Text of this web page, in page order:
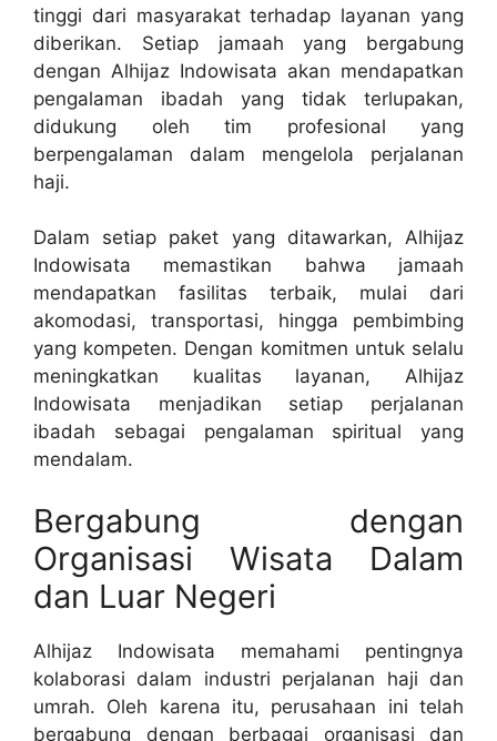
tinggi dari masyarakat terhadap layanan yang
diberikan. Setiap jamaah yang bergabung
dengan Alhijaz Indowisata akan mendapatkan
pengalaman ibadah yang tidak terlupakan,
didukung oleh tim profesional yang
berpengalaman dalam mengelola perjalanan
haji.
Dalam setiap paket yang ditawarkan, Alhijaz
Indowisata memastikan bahwa jamaah
mendapatkan fasilitas terbaik, mulai dari
akomodasi, transportasi, hingga pembimbing
yang kompeten. Dengan komitmen untuk selalu
meningkatkan kualitas layanan, Alhijaz
Indowisata menjadikan setiap perjalanan
ibadah sebagai pengalaman spiritual yang
mendalam.
Bergabung dengan
Organisasi Wisata Dalam
dan Luar Negeri
Alhijaz Indowisata memahami pentingnya
kolaborasi dalam industri perjalanan haji dan
umrah. Oleh karena itu, perusahaan ini telah
bergabung dengan berbagai organisasi dan